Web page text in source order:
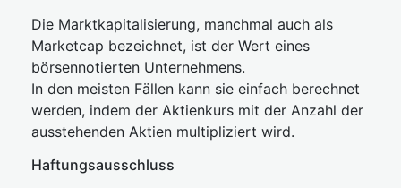
Die Marktkapitalisierung, manchmal auch als
Marketcap bezeichnet, ist der Wert eines
börsennotierten Unternehmens.
In den meisten Fällen kann sie einfach berechnet
werden, indem der Aktienkurs mit der Anzahl der
ausstehenden Aktien multipliziert wird.
Haftungsausschluss